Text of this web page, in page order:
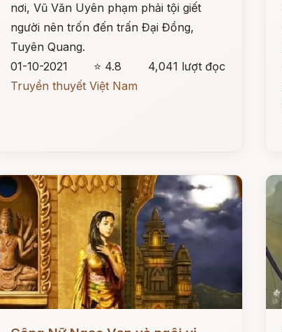
nơi, Vũ Văn Uyên phạm phải tội giết
người nên trốn đến trấn Đại Đồng,
Tuyên Quang.
01-10-2021
⭐ 4.8
4,041 lượt đọc
Truyền thuyết Việt Nam